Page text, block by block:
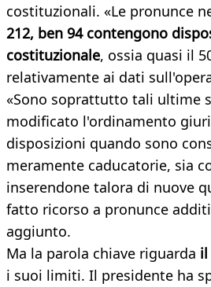
costituzionali. «Le pronunce
212, ben 94 contengono
costituzionale, ossia quasi il
relativamente ai dati
«Sono soprattutto tali ultime
modificato l'ordinamento
disposizioni quando sono
meramente caducatorie, sia
inserendone talora di nuove
fatto ricorso a pronunce
aggiunto.
Ma la parola chiave riguarda il
i suoi limiti. Il presidente ha